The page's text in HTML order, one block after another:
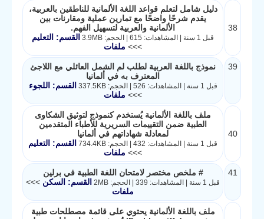
38
دليل شامل لتعلم قواعد اللغة الألمانية للناطقين بالعربية،
يقدم شرحًا واضحًا مع تمارين عملية ومقارنات بين
الألمانية والعربية لتسهيل الفهم.
قبل 1 سنة | المشاهدات: 615 | الحجم: 3.9MB
القسم: التعليم
>>> ملفات
39
نموذج باللغة العربية لطلب لم الشمل العائلي مع اللاجئ
المعترف به في ألمانيا
قبل 1 سنة | المشاهدات: 526 | الحجم: 337.5KB
القسم: اللجوء
>>> ملفات
40
ملف باللغة الألمانية يُستخدم كنموذج لتوثيق الشكاوى
الطبية ضمن التقييمات السريرية للأطباء المتقدمين
لمعادلة شهاداتهم في ألمانيا
قبل 1 سنة | المشاهدات: 432 | الحجم: 734.4KB
القسم: التعليم
>>> ملفات
41 # ملخص مختصر لامتحان اللغة الطبية في برلين
قبل 1 سنة | المشاهدات: 339 | الحجم: 2MB القسم: السكن >>>
ملفات
ملف باللغة الألمانية يحتوي على قائمة مصطلحات طبية